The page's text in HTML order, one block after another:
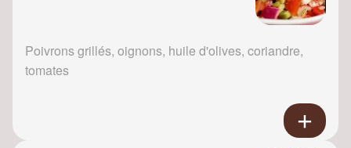
Poivrons grillés, oignons, huile d'olives, coriandre,
tomates